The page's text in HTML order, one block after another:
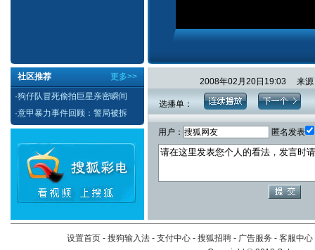
更多>>
社区推荐
·狗仔队冒死偷拍巨星亲密瞬间
·意甲暴力事件回顾：警局被拆
2008年02月20日19:03 来
选播单：
用户： 匿名发表
设置首页 - 搜狗输入法 - 支付中心 - 搜狐招聘 - 广告服务 - 客服中心